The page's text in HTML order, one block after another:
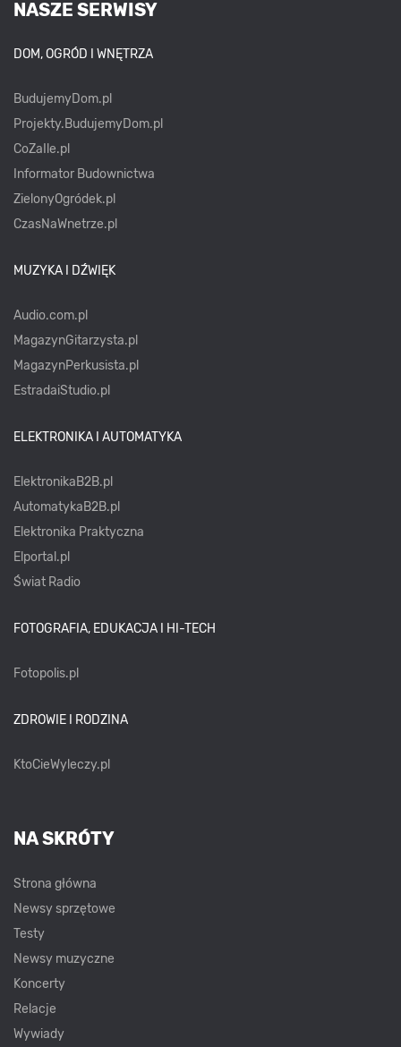
NASZE SERWISY
DOM, OGRÓD I WNĘTRZA
BudujemyDom.pl
Projekty.BudujemyDom.pl
CoZaIle.pl
Informator Budownictwa
ZielonyOgródek.pl
CzasNaWnetrze.pl
MUZYKA I DŹWIĘK
Audio.com.pl
MagazynGitarzysta.pl
MagazynPerkusista.pl
EstradaiStudio.pl
ELEKTRONIKA I AUTOMATYKA
ElektronikaB2B.pl
AutomatykaB2B.pl
Elektronika Praktyczna
Elportal.pl
Świat Radio
FOTOGRAFIA, EDUKACJA I HI-TECH
Fotopolis.pl
ZDROWIE I RODZINA
KtoCieWyleczy.pl
NA SKRÓTY
Strona główna
Newsy sprzętowe
Testy
Newsy muzyczne
Koncerty
Relacje
Wywiady